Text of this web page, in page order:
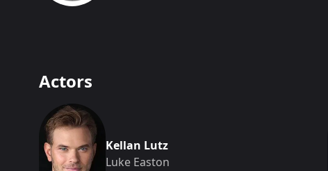
Actors
Kellan Lutz
Luke Easton